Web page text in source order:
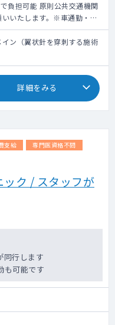
負担可能 原則公共交通機関
いいたします。※車通勤・タ
談
ン（翼状針を穿刺する施術
詳細をみる
支給
専門医資格不問
ック / スタッフが
同行します
も可能です